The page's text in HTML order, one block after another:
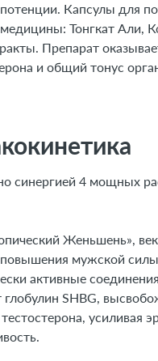
Капсулы для
Тонгкат Али,
Препарат
и общий тонус
синергией 4 мощных
Женьшень»,
мужской
активные
глобулин SHBG,
усиливая